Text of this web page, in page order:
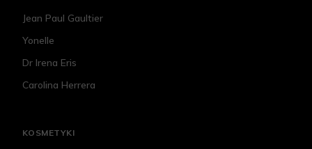
Jean Paul Gaultier
Yonelle
Dr Irena Eris
Carolina Herrera
KOSMETYKI